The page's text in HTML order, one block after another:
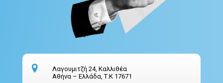
Λαγουμιτζή 24, Καλλιθέα
Αθήνα – Ελλάδα, Τ.Κ 17671